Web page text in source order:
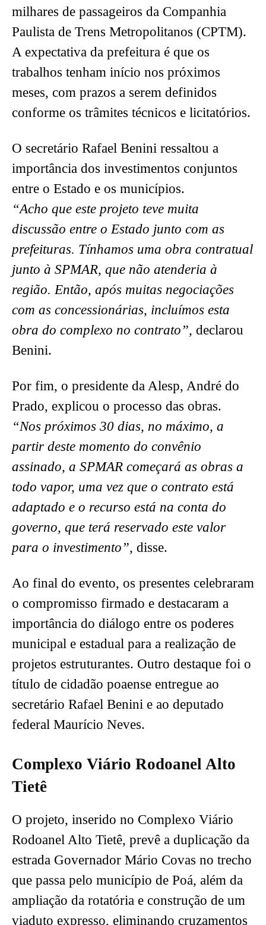
milhares de passageiros da Companhia
Paulista de Trens Metropolitanos (CPTM).
A expectativa da prefeitura é que os
trabalhos tenham início nos próximos
meses, com prazos a serem definidos
conforme os trâmites técnicos e licitatórios.
O secretário Rafael Benini ressaltou a
importância dos investimentos conjuntos
entre o Estado e os municípios.
“Acho que este projeto teve muita
discussão entre o Estado junto com as
prefeituras. Tínhamos uma obra contratual
junto à SPMAR, que não atenderia à
região. Então, após muitas negociações
com as concessionárias, incluímos esta
obra do complexo no contrato”, declarou
Benini.
Por fim, o presidente da Alesp, André do
Prado, explicou o processo das obras.
“Nos próximos 30 dias, no máximo, a
partir deste momento do convênio
assinado, a SPMAR começará as obras a
todo vapor, uma vez que o contrato está
adaptado e o recurso está na conta do
governo, que terá reservado este valor
para o investimento”, disse.
Ao final do evento, os presentes celebraram
o compromisso firmado e destacaram a
importância do diálogo entre os poderes
municipal e estadual para a realização de
projetos estruturantes. Outro destaque foi o
título de cidadão poaense entregue ao
secretário Rafael Benini e ao deputado
federal Maurício Neves.
Complexo Viário Rodoanel Alto
Tietê
O projeto, inserido no Complexo Viário
Rodoanel Alto Tietê, prevê a duplicação da
estrada Governador Mário Covas no trecho
que passa pelo município de Poá, além da
ampliação da rotatória e construção de um
viaduto expresso, eliminando cruzamentos